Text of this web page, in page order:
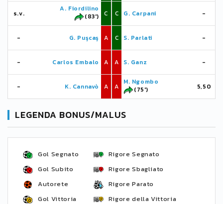
s.v.
A. Fiordilino
(83')
C
- G. Puşcaş A
- Carlos Embalo A
- K. Cannavò A
C G. Carpani -
C S. Parlati -
A S. Ganz -
A
M. Ngombo
(75')
5,50
LEGENDA BONUS/MALUS
Gol Segnato
Gol Subito
Autorete
Gol Vittoria
Rigore Segnato
Rigore Sbagliato
Rigore Parato
Rigore della Vittoria